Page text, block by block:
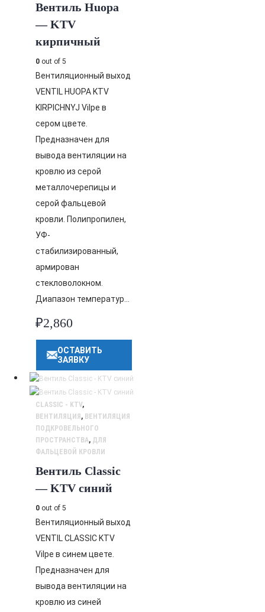
Вентиль Huopa
— KTV
кирпичный
0 out of 5
Вентиляционный выход
VENTIL HUOPA KTV
KIRPICHNYJ Vilpe в
сером цвете.
Предназначен для
вывода вентиляции на
кровлю из серой
металлочерепицы и
серой фальцевой
кровли. Полипропилен,
УФ-
стабилизированный,
армирован
стекловолокном.
Диапазон температур…
₽2,860
ОСТАВИТЬ
ЗАЯВКУ
CLASSIC - KTV,
ВЕНТИЛЯЦИЯ, ВЕНТИЛЯЦИЯ
ПОДКРОВЕЛЬНОГО
ПРОСТРАНСТВА, ДЛЯ
ФАЛЬЦЕВОЙ КРОВЛИ
Вентиль Classic
— KTV синий
0 out of 5
Вентиляционный выход
VENTIL CLASSIC KTV
Vilpe в синем цвете.
Предназначен для
вывода вентиляции на
кровлю из синей